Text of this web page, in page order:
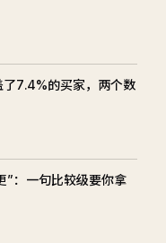
W.X.Y.Z Safari/
7.4%的买家，两个数
”：一句比较级要你拿